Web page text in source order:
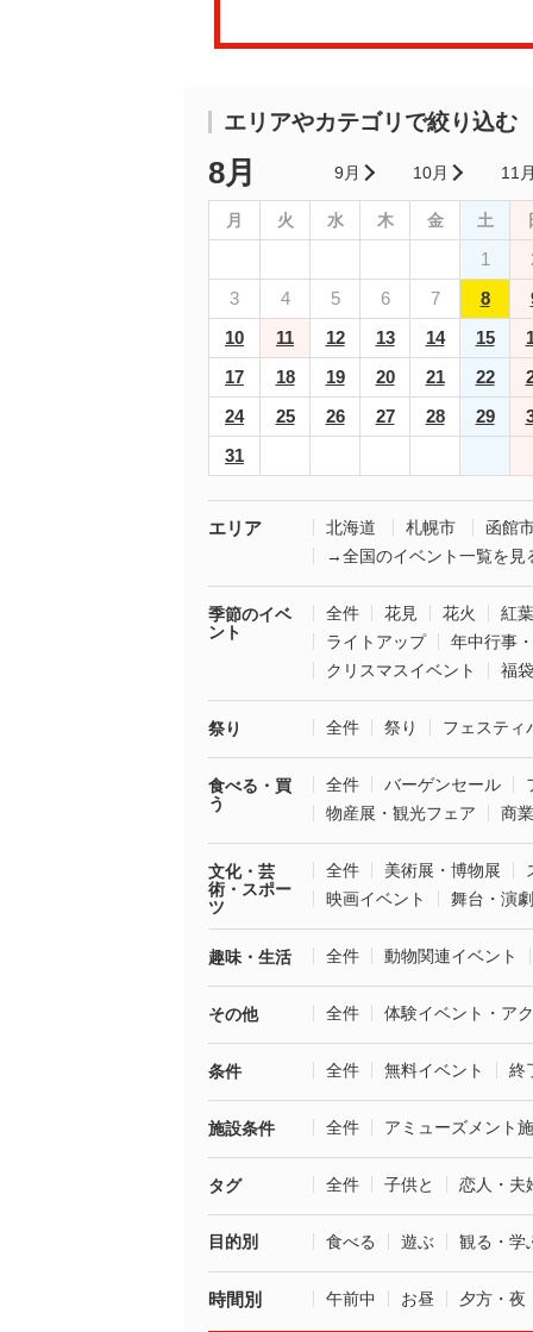
エリアやカテゴリで絞り込む
8月 9月 10月 11
月 火 水 木 金 土
1
3
4 5 6 7 8
10
11 12 13 14 15
17
18 19 20 21 22
24
25 26 27 28 29
31
エリア 北海道 札幌市
函館
→全国のイベント一覧を見
季節のイベ
ント
全件 花見 花火
紅葉
ライトアップ
年中行事
クリスマスイベント
福
祭り 全件 祭り フェスティ
食べる・買
う
全件 バーゲンセール
物産展・観光フェア
商
文化・芸
術・スポー
ツ
全件 美術展・博物展
映画イベント
舞台・演劇
趣味・生活 全件 動物関連イベント
その他 全件 体験イベント・ア
条件 全件 無料イベント 終
施設条件 全件 アミューズメント
タグ 全件 子供と 恋人・夫
目的別 食べる 遊ぶ 観る・学
時間別 午前中 お昼 夕方・夜